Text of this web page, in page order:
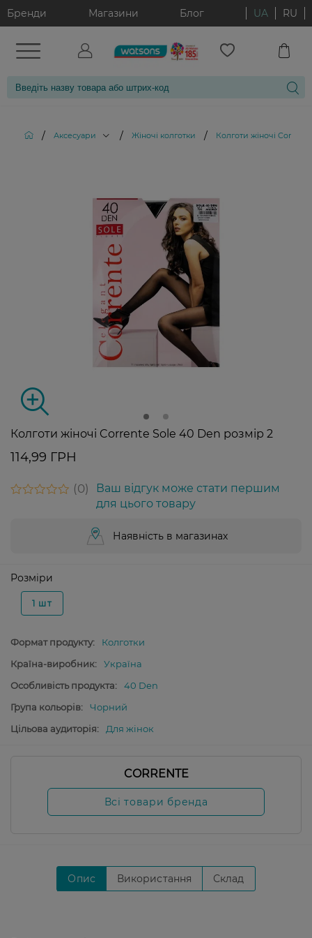
Бренди Магазини Блог UA RU
/ Аксесуари / Жіночі колготки / Колготи жіночі
Колготи жіночі Corrente Sole 40 Den розмір 2
114,99 ГРН
0
Ваш відгук може стати першим
для цього товару
Наявність в магазинах
Розміри
1 шт
Формат продукту:
Колготки
Країна-виробник:
Україна
Особливість продукта:
40 Den
Група кольорів:
Чорний
Цільова аудиторія:
Для жінок
CORRENTE
Всі товари бренда
Опис Використання Склад